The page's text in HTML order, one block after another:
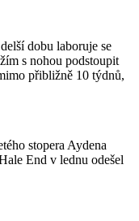
dobu laboruje se
s nohou podstoupit
přibližně 10 týdnů,
stopera Aydena
End v lednu odešel